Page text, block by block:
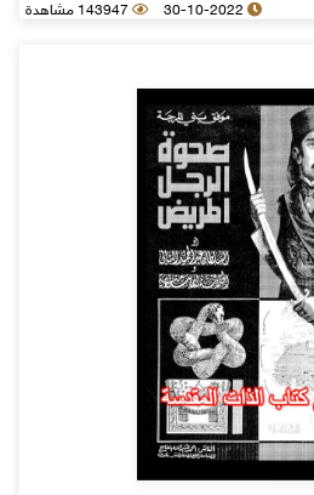
30-10-2022 143947 مشاهدة